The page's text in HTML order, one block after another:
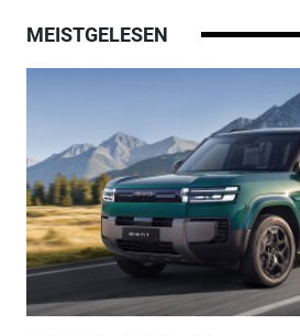
MEISTGELESEN